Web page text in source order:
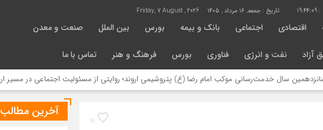
19:44:10 تاریخ : جمعه, ۱۶ مرداد , ۱۴۰۵ Friday, 7 August , 2026
اقتصادی اجتماعی بانک و بیمه بورس بین الملل صنعت و معدن
آزاد نفت و انرژی فناوری بورس فرهنگ و هنر تماس با ما
سال خدمت‌رسانی موکب امام رضا (ع) پتروشیمی اروند؛ روایتی از مسئولیت اجتماعی در مسیر اربعین
11
آخرین مطالب